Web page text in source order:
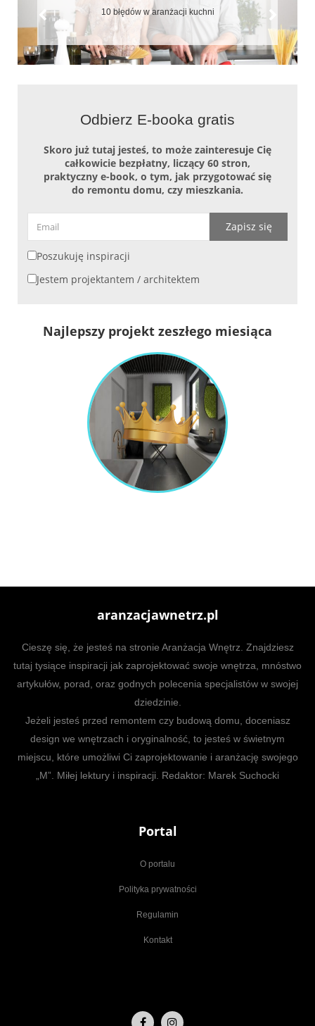
Jaki blat do kuchni wybrać
Odbierz E-booka gratis
Skoro już tutaj jesteś, to może zainteresuje Cię
całkowicie bezpłatny, liczący 60 stron,
praktyczny e-book, o tym, jak przygotować się
do remontu domu, czy mieszkania.
Zapisz się
Poszukuję inspiracji
Jestem projektantem / architektem
Najlepszy projekt zeszłego miesiąca
aranzacjawnetrz.pl
Cieszę się, że jesteś na stronie Aranżacja Wnętrz. Znajdziesz
tutaj tysiące inspiracji jak zaprojektować swoje wnętrza, mnóstwo
artykułów, porad, oraz godnych polecenia specjalistów w swojej
dziedzinie.
Jeżeli jesteś przed remontem czy budową domu, doceniasz
design we wnętrzach i oryginalność, to jesteś w świetnym
miejscu, które umożliwi Ci zaprojektowanie i aranżację swojego
„M”. Miłej lektury i inspiracji. Redaktor: Marek Suchocki
Portal
O portalu
Polityka prywatności
Regulamin
Kontakt